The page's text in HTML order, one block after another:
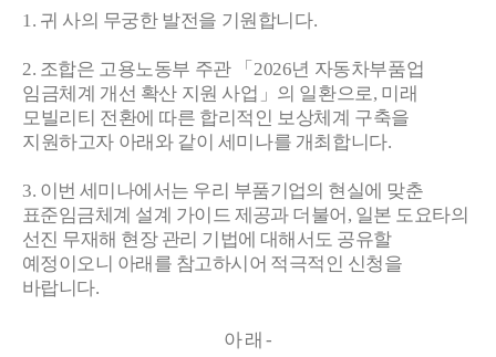
1. 귀 사의 무궁한 발전을 기원합니다.
2. 조합은 고용노동부 주관 「 2026년 자동차부품업
임금체계 개선 확산 지원 사업 」 의 일환으로, 미래
모빌리티 전환에 따른 합리적인 보상체계 구축을
지원하고자 아래와 같이 세미나를 개최합니다.
3. 이번 세미나에서는 우리 부품기업의 현실에 맞춘
표준임금체계 설계 가이드 제공과 더불어 , 일본 도요타의
선진 무재해 현장 관리 기법에 대해서도 공유할
예정이오니 아래를 참고하시어 적극적인 신청을
바랍니다.
아 래-